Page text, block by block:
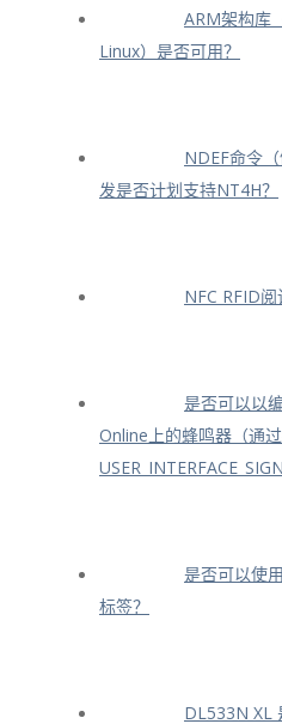
ARM架构库
Linux）是否可用？
NDEF命令
发是否计划支持NT4H？
NFC RFID
是否可以以
Online上的蜂鸣器（通
是否可以使
标签？
DL533N XL